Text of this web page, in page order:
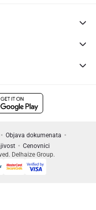
Objava dokumenata
Cenovnici
Delhaize Group.